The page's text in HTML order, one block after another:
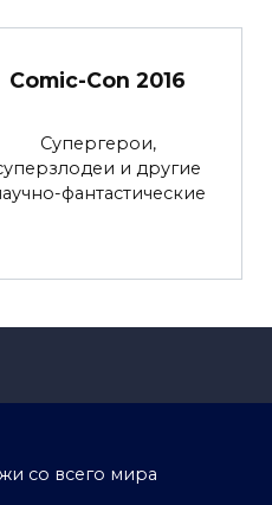
Comic-Con 2016
Супергерои,
и другие
фантастические
со всего мира